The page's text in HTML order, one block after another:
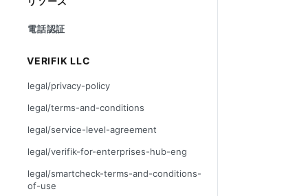
電話認証
VERIFIK LLC
legal/privacy-policy
legal/terms-and-conditions
legal/service-level-agreement
legal/verifik-for-enterprises-hub-eng
legal/smartcheck-terms-and-conditions-
of-use